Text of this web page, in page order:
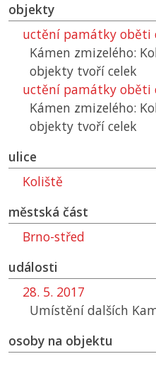
objekty
uctění památky oběti
Kámen zmizelého:
objekty tvoří celek
uctění památky oběti
Kámen zmizelého:
objekty tvoří celek
ulice
Koliště
městská část
Brno-střed
události
28. 5. 2017
Umístění dalších
osoby na objektu